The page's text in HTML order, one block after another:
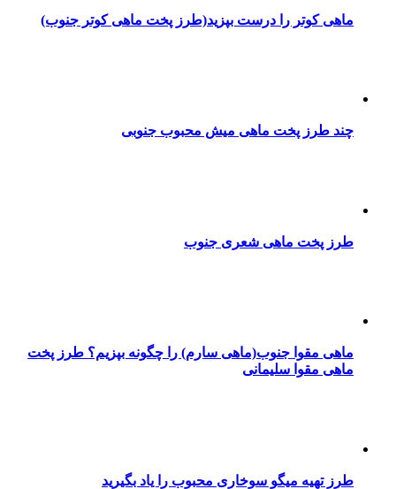
ماهی کوتر را درست بپزید(طرز پخت ماهی کوتر جنوب)
چند طرز پخت ماهی میش محبوب جنوبی
طرز پخت ماهی شعری جنوب
ماهی مقوا جنوب(ماهی سارم) را چگونه بپزیم؟ طرز پخت
ماهی مقوا سلیمانی
طرز تهیه میگو سوخاری محبوب را یاد بگیرید